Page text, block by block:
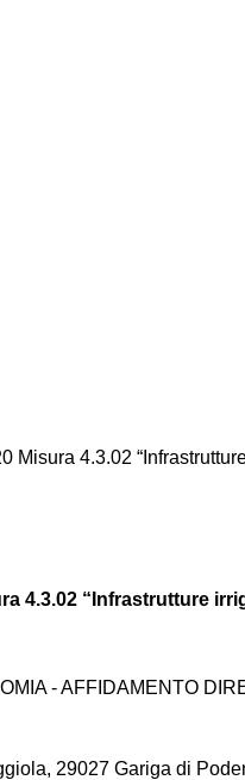
4.3.02
4.3.02 “Infrastrutture
- AFFIDAMENTO
29027 Gariga di